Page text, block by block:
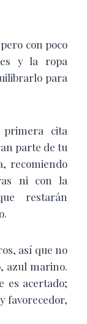
con poco
y la ropa
para
cita
parte de tu
recomiendo
ni con la
restarán
así que no
azul marino.
es acertado;
favorecedor,